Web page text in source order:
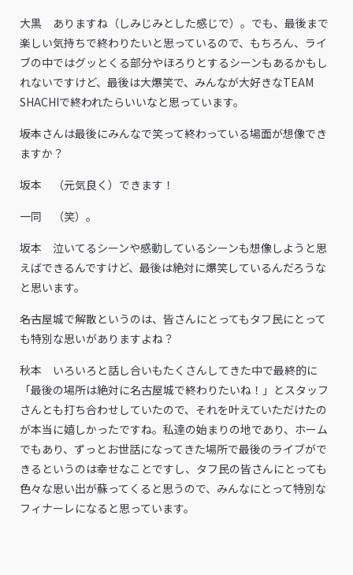
大黒 ありますね（しみじみとした感じで）。でも、最後まで
楽しい気持ちで終わりたいと思っているので、もちろん、ライ
ブの中ではグッとくる部分やほろりとするシーンもあるかもし
れないですけど、最後は大爆笑で、みんなが大好きなTEAM
SHACHIで終われたらいいなと思っています。
――坂本さんは最後にみんなで笑って終わっている場面が想像でき
ますか？
坂本 （元気良く）できます！
一同 （笑）。
坂本 泣いてるシーンや感動しているシーンも想像しようと思
えばできるんですけど、最後は絶対に爆笑しているんだろうな
と思います。
――名古屋城で解散というのは、皆さんにとってもタフ民にとって
も特別な思いがありますよね？
秋本 いろいろと話し合いもたくさんしてきた中で最終的に
「最後の場所は絶対に名古屋城で終わりたいね！」とスタッフ
さんとも打ち合わせしていたので、それを叶えていただけたの
が本当に嬉しかったですね。私達の始まりの地であり、ホーム
でもあり、ずっとお世話になってきた場所で最後のライブがで
きるというのは幸せなことですし、タフ民の皆さんにとっても
色々な思い出が蘇ってくると思うので、みんなにとって特別な
フィナーレになると思っています。